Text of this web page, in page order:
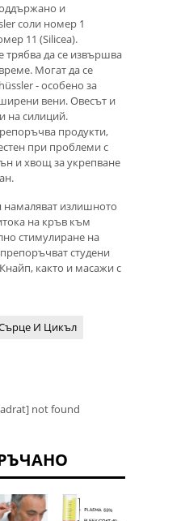
и
соли номер 1
11 (Silicea).
да се извършва
Могат да се
- особено за
вени. Овесът и
на силиций.
продукти,
при проблеми с
и хвощ за укрепване
излишното
на кръв към
стимулиране на
студени
както и масажи с
И Цикъл
not found